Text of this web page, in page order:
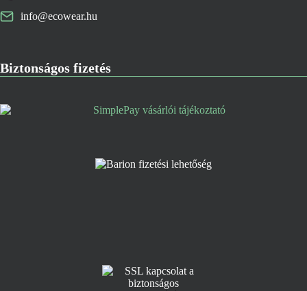
info@ecowear.hu
Biztonságos fizetés